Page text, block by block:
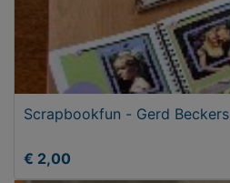
Scrapbookfun - Gerd Beckers
€ 2,00